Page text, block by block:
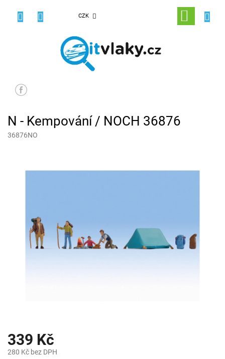
CZK
NÁKUPNÍ
KOŠÍK
N - Kempování / NOCH 36876
36876NO
339 Kč
280 Kč bez DPH